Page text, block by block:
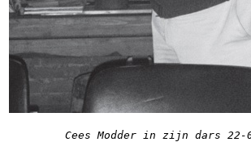
Cees Modder in zijn dars 22-